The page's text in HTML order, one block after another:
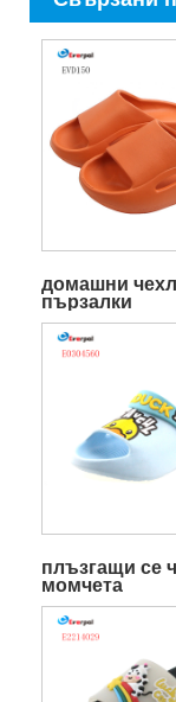
домашни
пързалки
плъзгащи се
момчета